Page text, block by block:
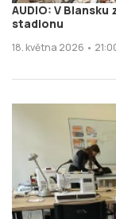
AUDIO: V
stadionu
18. května 2026 •